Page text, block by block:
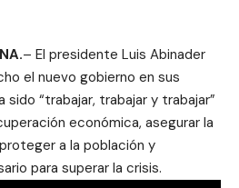
– El presidente Luis Abinader
el nuevo gobierno en sus
“trabajar, trabajar y trabajar”
económica, asegurar la
a la población y
para superar la crisis.